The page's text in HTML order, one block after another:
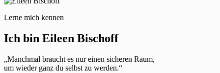
Lerne mich kennen
Ich bin Eileen Bischoff
„Manchmal braucht es nur einen sicheren Raum,
um wieder ganz du selbst zu werden.“